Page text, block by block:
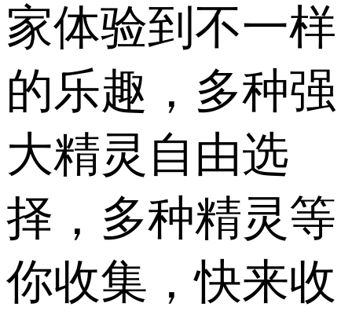
家体验到不一样
的乐趣，多种强
大精灵自由选
择，多种精灵等
你收集，快来收